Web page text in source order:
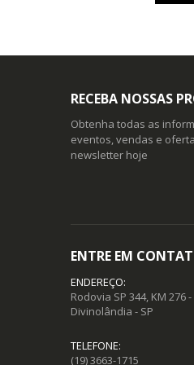
RECEBA NOSSAS
Obtenha todas as
eventos, vendas e
newsletter hoje
ENTRE EM
ENDEREÇO:
Rodovia SP 344, KM 276
Divinolândia - SP
TELEFONE:
(19) 3663-1715